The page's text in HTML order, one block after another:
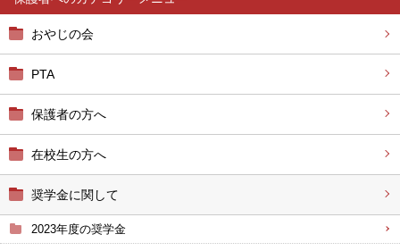
おやじの会
PTA
保護者の方へ
在校生の方へ
奨学金に関して
2023年度の奨学金